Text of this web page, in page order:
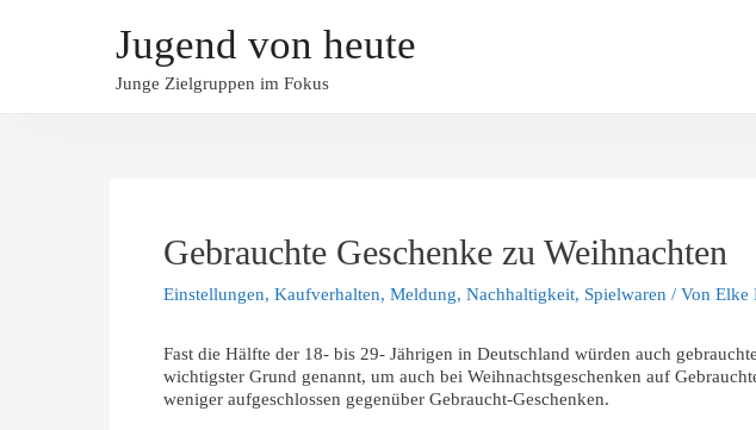
Jugend von heute
Junge Zielgruppen im Fokus
Gebrauchte Geschenke zu Weihnachten
Einstellungen, Kaufverhalten, Meldung, Nachhaltigkeit, Spielwaren / Von Elke
Fast die Hälfte der 18- bis 29- Jährigen in Deutschland würden auch
wichtigster Grund genannt, um auch bei Weihnachtsgeschenken auf
weniger aufgeschlossen gegenüber Gebraucht-Geschenken.